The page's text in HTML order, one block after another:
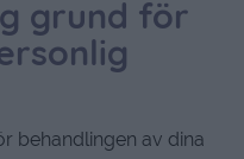
grund för
behandlingen av dina